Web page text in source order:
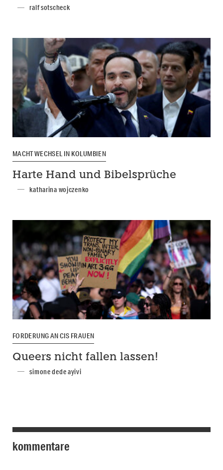
ralf sotscheck
MACHTWECHSEL IN KOLUMBIEN
Harte Hand und Bibelsprüche
katharina wojczenko
FORDERUNG AN CIS FRAUEN
Queers nicht fallen lassen!
simone dede ayivi
kommentare